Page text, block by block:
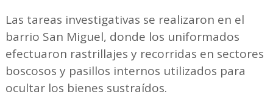
Las tareas investigativas se realizaron en el
barrio San Miguel, donde los uniformados
efectuaron rastrillajes y recorridas en sectores
boscosos y pasillos internos utilizados para
ocultar los bienes sustraídos.